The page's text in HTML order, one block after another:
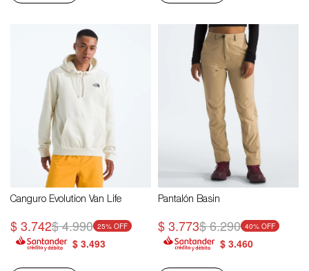
Canguro Evolution Van Life
$3.742$4.990 25
$ 3.493
Pantalón Basin
$3.773$6.290 40
$ 3.460